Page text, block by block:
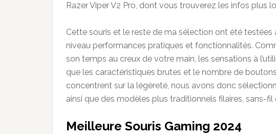
Razer Viper V2 Pro, dont vous trouverez les infos plus
Cette souris et le reste de ma sélection ont été testées
niveau performances pratiques et fonctionnalités.
son temps au creux de votre main, les sensations à
que les caractéristiques brutes et le nombre de
concentrent sur la légèreté, nous avons donc
ainsi que des modèles plus traditionnels filaires, sans-
Meilleure Souris Gaming 2024